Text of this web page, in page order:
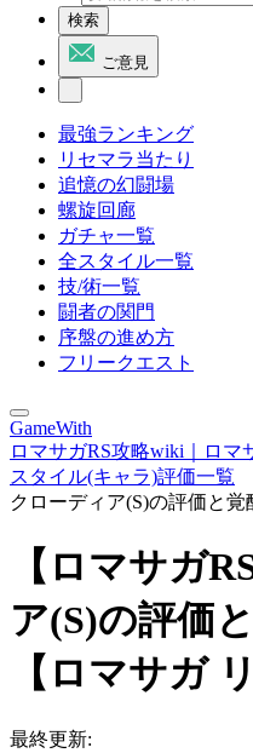
検索
ご意見
最強ランキング
リセマラ当たり
追憶の幻闘場
螺旋回廊
ガチャ一覧
全スタイル一覧
技/術一覧
闘者の関門
序盤の進め方
フリークエスト
GameWith
ロマサガRS攻略wiki｜ロマ
スタイル(キャラ)評価一覧
クローディア(S)の評価と覚
【ロマサガ
ア(S)の評価
【ロマサガ
最終更新: